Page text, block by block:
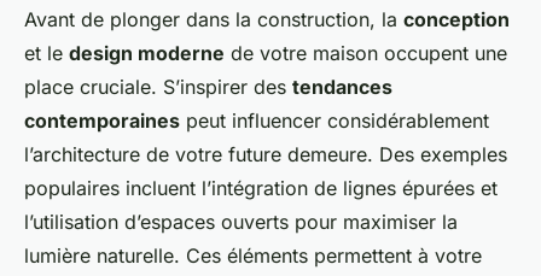
Avant de plonger dans la construction, la conception
et le design moderne de votre maison occupent une
place cruciale. S’inspirer des tendances
contemporaines peut influencer considérablement
l’architecture de votre future demeure. Des exemples
populaires incluent l’intégration de lignes épurées et
l’utilisation d’espaces ouverts pour maximiser la
lumière naturelle. Ces éléments permettent à votre